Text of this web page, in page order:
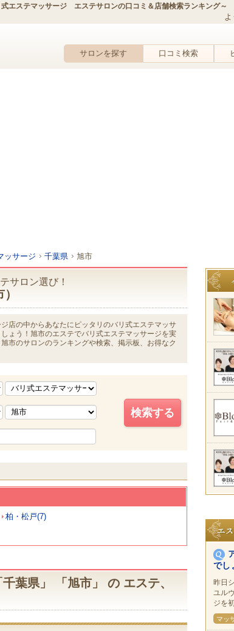
エステマッサージ エステサロンの口コミ＆店舗検索ランキング～
よ
サロンを探す
口コミ検索
ッサージ 千葉県 旭市
サロン選び！
店の中からあなたにピッタリのバリ式エステマッサ
ょう！旭市のエステでバリ式エステマッサージを実
市のサロンのランキングや検索、掲示板、お得なク
柏・松戸(7)
葉県」 「旭市」 の エステ、
でし
昨日
ユル
ジを
マッ